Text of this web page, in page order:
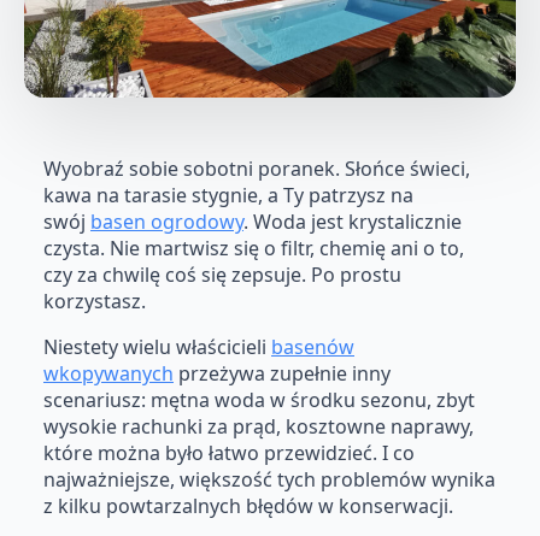
Wyobraź sobie sobotni poranek. Słońce świeci,
kawa na tarasie stygnie, a Ty patrzysz na
swój basen ogrodowy. Woda jest krystalicznie
czysta. Nie martwisz się o filtr, chemię ani o to,
czy za chwilę coś się zepsuje. Po prostu
korzystasz.
Niestety wielu właścicieli basenów
wkopywanych przeżywa zupełnie inny
scenariusz: mętna woda w środku sezonu, zbyt
wysokie rachunki za prąd, kosztowne naprawy,
które można było łatwo przewidzieć. I co
najważniejsze, większość tych problemów wynika
z kilku powtarzalnych błędów w konserwacji.